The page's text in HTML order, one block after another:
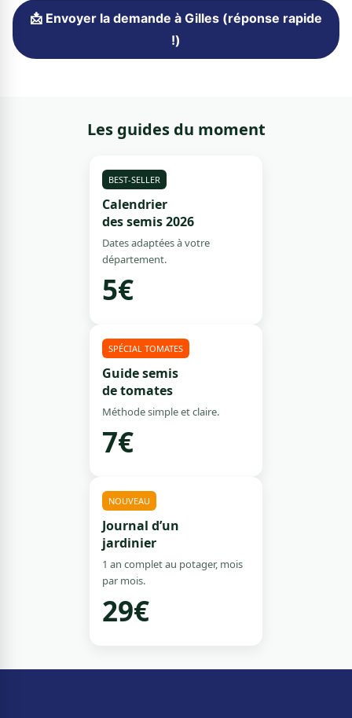
📩 Envoyer la demande à Gilles (réponse rapide
!)
Les guides du moment
BEST-SELLER
Calendrier
des semis 2026
Dates adaptées à votre
département.
5€
SPÉCIAL TOMATES
Guide semis
de tomates
Méthode simple et claire.
7€
NOUVEAU
Journal d’un
jardinier
1 an complet au potager, mois
par mois.
29€